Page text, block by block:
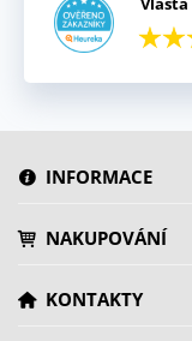
INFORMACE
NAKUPOVÁNÍ
KONTAKTY